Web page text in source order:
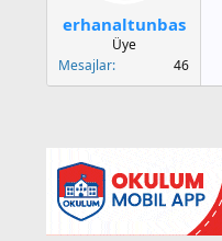
erhanaltunbas
Üye
Mesajlar
46